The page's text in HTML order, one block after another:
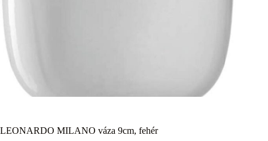
LEONARDO MILANO váza 9cm, fehér